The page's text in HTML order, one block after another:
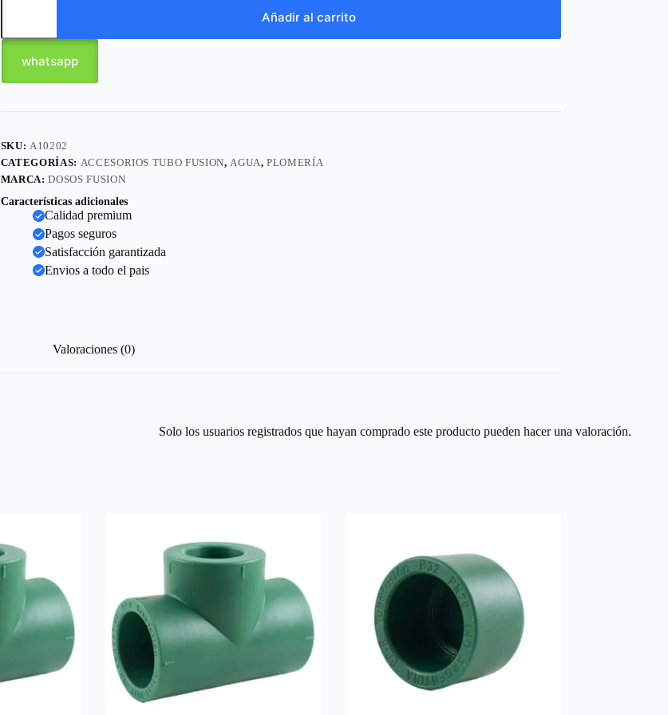
Añadir al carrito
whatsapp
SKU:A10202
CATEGORÍAS: ACCESORIOS TUBO FUSION,AGUA,PLOMERÍA
MARCA:DOSOS FUSION
Características adicionales
Calidad premium
Pagos seguros
Satisfacción garantizada
Envios a todo el pais
Valoraciones (0)
Solo los usuarios registrados que hayan comprado este producto pueden hacer una valoración.